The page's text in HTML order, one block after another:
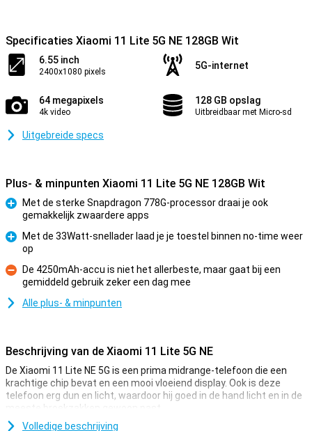
Specificaties Xiaomi 11 Lite 5G NE 128GB Wit
6.55 inch
2400x1080 pixels
5G-internet
64 megapixels
4k video
128 GB opslag
Uitbreidbaar met Micro-sd
Uitgebreide specs
Plus- & minpunten Xiaomi 11 Lite 5G NE 128GB Wit
Pluspunt
Met de sterke Snapdragon 778G-processor draai je ook
gemakkelijk zwaardere apps
Pluspunt
Met de 33Watt-snellader laad je je toestel binnen no-time weer
op
Minpunt
De 4250mAh-accu is niet het allerbeste, maar gaat bij een
gemiddeld gebruik zeker een dag mee
Alle plus- & minpunten
Beschrijving van de Xiaomi 11 Lite 5G NE
De Xiaomi 11 Lite NE 5G is een prima midrange-telefoon die een
krachtige chip bevat en een mooi vloeiend display. Ook is deze
telefoon erg dun en licht, waardoor hij goed in de hand licht en in de
meeste broekzakken gewoon past.
De 11 Lite is te krijgen in vijf mooie kleuren: Naast de gangbare
Volledige beschrijving